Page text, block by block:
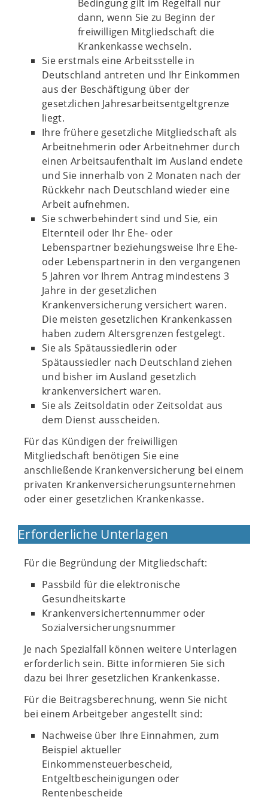
Bedingung gilt im Regelfall nur
dann, wenn Sie zu Beginn der
freiwilligen Mitgliedschaft die
Krankenkasse wechseln.
Sie erstmals eine Arbeitsstelle in
Deutschland antreten und Ihr Einkommen
aus der Beschäftigung über der
gesetzlichen Jahresarbeitsentgeltgrenze
liegt.
Ihre frühere gesetzliche Mitgliedschaft als
Arbeitnehmerin oder Arbeitnehmer durch
einen Arbeitsaufenthalt im Ausland endete
und Sie innerhalb von 2 Monaten nach der
Rückkehr nach Deutschland wieder eine
Arbeit aufnehmen.
Sie schwerbehindert sind und Sie, ein
Elternteil oder Ihr Ehe- oder
Lebenspartner beziehungsweise Ihre Ehe-
oder Lebenspartnerin in den vergangenen
5 Jahren vor Ihrem Antrag mindestens 3
Jahre in der gesetzlichen
Krankenversicherung versichert waren.
Die meisten gesetzlichen Krankenkassen
haben zudem Altersgrenzen festgelegt.
Sie als Spätaussiedlerin oder
Spätaussiedler nach Deutschland ziehen
und bisher im Ausland gesetzlich
krankenversichert waren.
Sie als Zeitsoldatin oder Zeitsoldat aus
dem Dienst ausscheiden.
Für das Kündigen der freiwilligen
Mitgliedschaft benötigen Sie eine
anschließende Krankenversicherung bei einem
privaten Krankenversicherungsunternehmen
oder einer gesetzlichen Krankenkasse.
Erforderliche Unterlagen
Für die Begründung der Mitgliedschaft:
Passbild für die elektronische
Gesundheitskarte
Krankenversichertennummer oder
Sozialversicherungsnummer
Je nach Spezialfall können weitere Unterlagen
erforderlich sein. Bitte informieren Sie sich
dazu bei Ihrer gesetzlichen Krankenkasse.
Für die Beitragsberechnung, wenn Sie nicht
bei einem Arbeitgeber angestellt sind:
Nachweise über Ihre Einnahmen, zum
Beispiel aktueller
Einkommensteuerbescheid,
Entgeltbescheinigungen oder
Rentenbescheide